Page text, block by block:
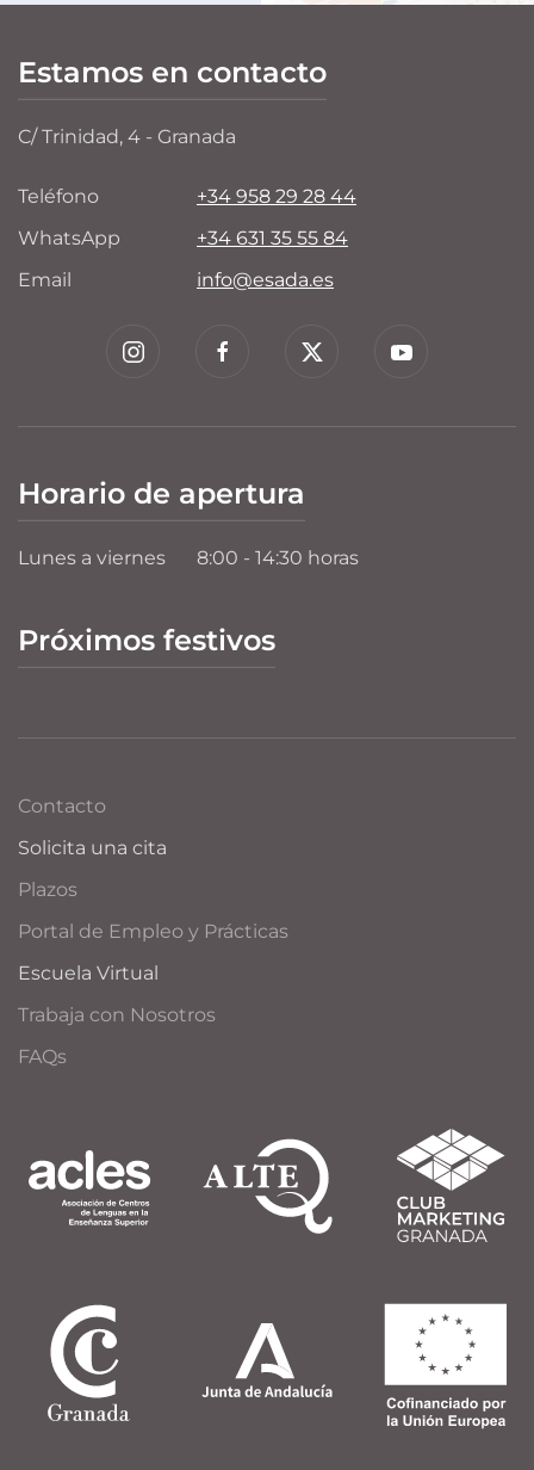
Estamos en contacto
C/ Trinidad, 4 - Granada
Teléfono
+34 958 29 28 44
WhatsApp
+34 631 35 55 84
Email
info@esada.es
Horario de apertura
Lunes a viernes 8:00 - 14:30 horas
Próximos festivos
Contacto
Solicita una cita
Plazos
Portal de Empleo y Prácticas
Escuela Virtual
Trabaja con Nosotros
FAQs